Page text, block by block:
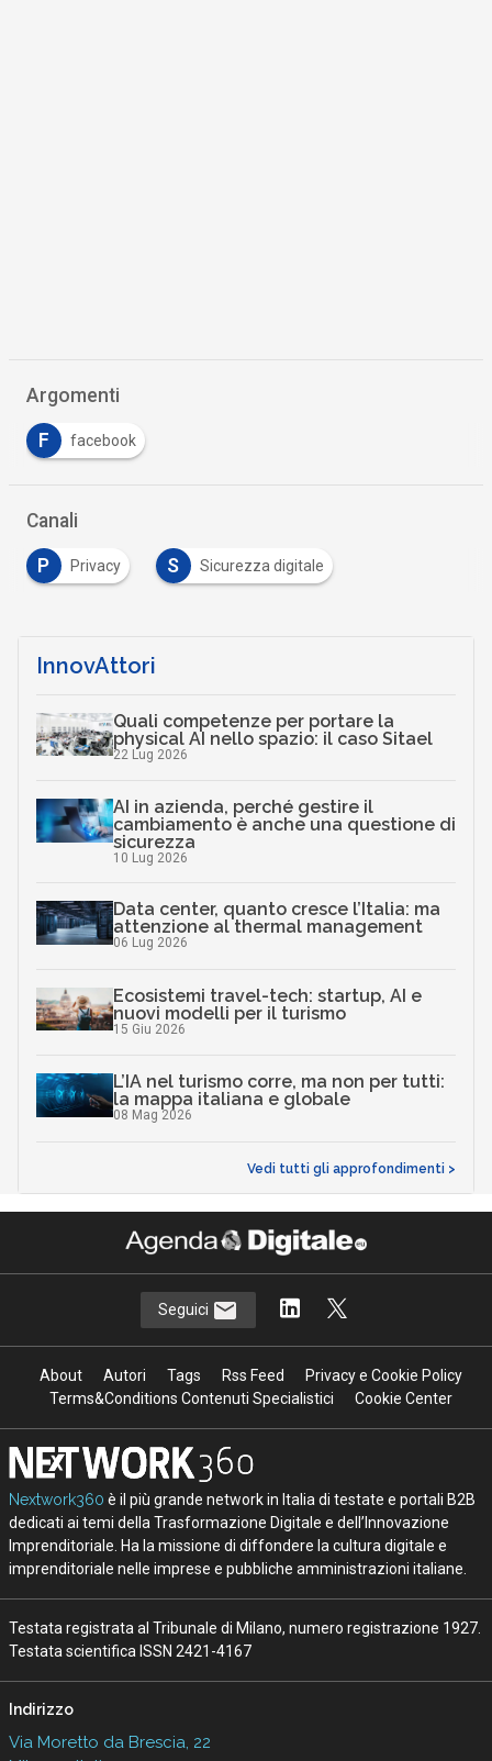
Argomenti
F facebook
Canali
P Privacy S Sicurezza digitale
InnovAttori
Quali competenze per portare la
physical AI nello spazio: il caso Sitael
22 Lug 2026
AI in azienda, perché gestire il
cambiamento è anche una questione di
sicurezza
10 Lug 2026
Data center, quanto cresce l’Italia: ma
attenzione al thermal management
06 Lug 2026
Ecosistemi travel-tech: startup, AI e
nuovi modelli per il turismo
15 Giu 2026
L’IA nel turismo corre, ma non per tutti:
la mappa italiana e globale
08 Mag 2026
Vedi tutti gli approfondimenti >
Seguici
About Autori Tags Rss Feed
Privacy e Cookie Policy
Terms&Conditions Contenuti Specialistici
Cookie Center
Nextwork360 è il più grande network in Italia di testate e portali B2B
dedicati ai temi della Trasformazione Digitale e dell’Innovazione
Imprenditoriale. Ha la missione di diffondere la cultura digitale e
imprenditoriale nelle imprese e pubbliche amministrazioni italiane.
Testata registrata al Tribunale di Milano, numero registrazione 1927.
Testata scientifica ISSN 2421-4167
Indirizzo
Via Moretto da Brescia, 22